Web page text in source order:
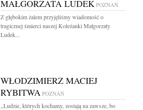
MAŁGORZATA LUDEK POZNAŃ
Z głębokim żalem przyjęliśmy wiadomość o
tragicznej śmierci naszej Koleżanki Małgorzaty
Ludek...
WŁODZIMIERZ MACIEJ
RYBITWA POZNAŃ
,,Ludzie, których kochamy, zostają na zawsze, bo